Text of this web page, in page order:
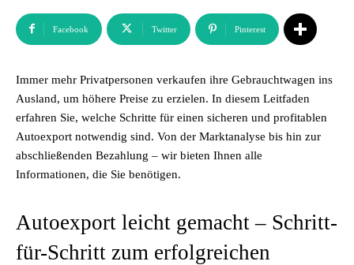
Facebook Twitter Pinterest
Immer mehr Privatpersonen verkaufen ihre Gebrauchtwagen ins
Ausland, um höhere Preise zu erzielen. In diesem Leitfaden
erfahren Sie, welche Schritte für einen sicheren und profitablen
Autoexport notwendig sind. Von der Marktanalyse bis hin zur
abschließenden Bezahlung – wir bieten Ihnen alle
Informationen, die Sie benötigen.
Autoexport leicht gemacht – Schritt-
für-Schritt zum erfolgreichen